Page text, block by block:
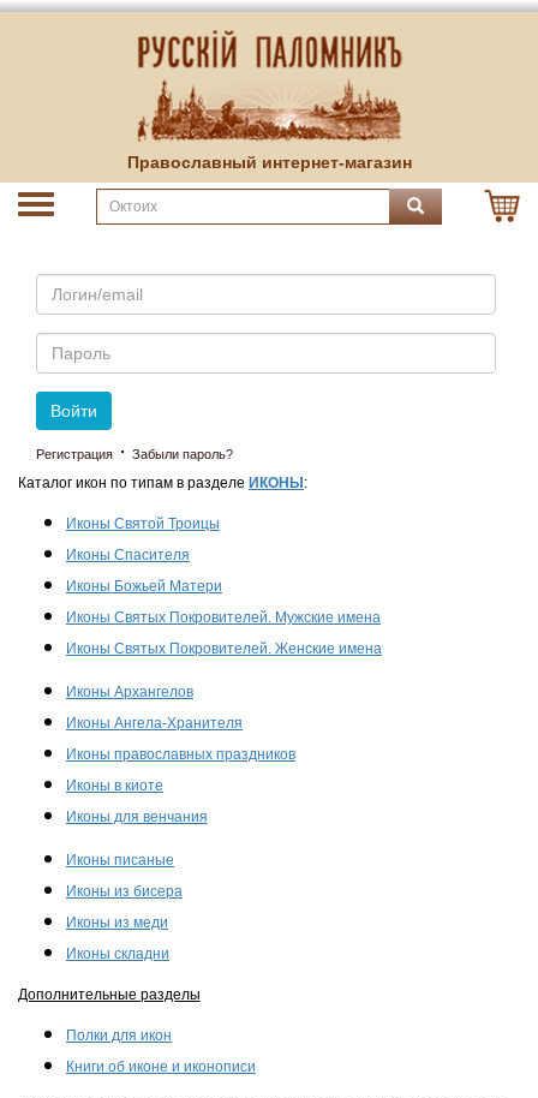
Православный интернет-магазин
Email
Пароль
Войти
Регистрация · Забыли пароль?
Каталог икон по типам в разделе ИКОНЫ :
Иконы Святой Троицы
Иконы Спасителя
Иконы Божьей Матери
Иконы Святых Покровителей. Мужские имена
Иконы Святых Покровителей. Женские имена
Иконы Архангелов
Иконы Ангела-Хранителя
Иконы православных праздников
Иконы в киоте
Иконы для венчания
Иконы писаные
Иконы из бисера
Иконы из меди
Иконы складни
Дополнительные разделы
Полки для икон
Книги об иконе и иконописи